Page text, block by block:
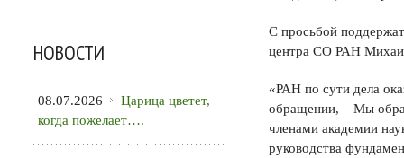
С просьбой
центра СО РАН
«РАН по сути дела
обращении, – Мы
членами академии
руководства
НОВОСТИ
08.07.2026
Царица цветет,
когда пожелает….